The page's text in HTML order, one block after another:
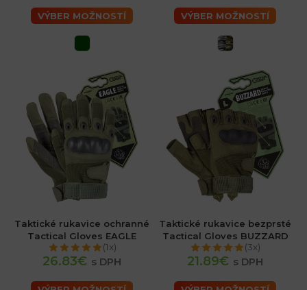
VÝBER MOŽNOSTÍ VÝBER MOŽNOSTÍ
Taktické rukavice ochranné
Tactical Gloves EAGLE
(1x)
26.83€ s DPH
Taktické rukavice bezprsté
Tactical Gloves BUZZARD
(3x)
21.89€ s DPH